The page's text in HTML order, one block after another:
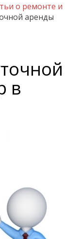
о ремонте и
аренды
в